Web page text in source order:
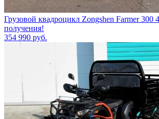
Грузовой квадроцикл Zongshen Farmer 300
получения!
354 990 руб.